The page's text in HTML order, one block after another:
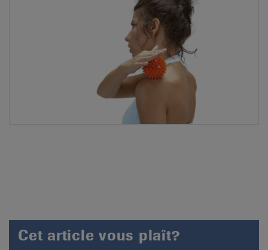
Cet article vous plaît?